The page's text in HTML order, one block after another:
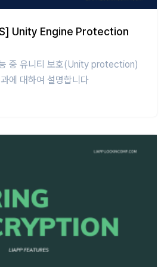
Unity Engine Protection
중 유니티 보호(Unity protection)
에 대하여 설명합니다